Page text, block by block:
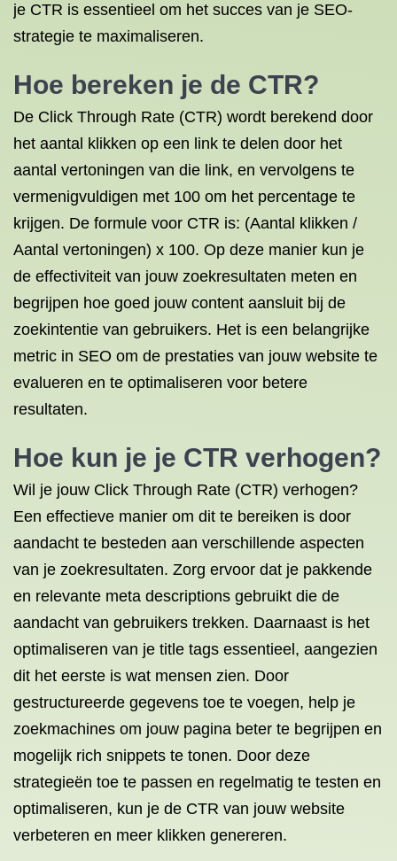
je CTR is essentieel om het succes van je SEO-
strategie te maximaliseren.
Hoe bereken je de CTR?
De Click Through Rate (CTR) wordt berekend door
het aantal klikken op een link te delen door het
aantal vertoningen van die link, en vervolgens te
vermenigvuldigen met 100 om het percentage te
krijgen. De formule voor CTR is: (Aantal klikken /
Aantal vertoningen) x 100. Op deze manier kun je
de effectiviteit van jouw zoekresultaten meten en
begrijpen hoe goed jouw content aansluit bij de
zoekintentie van gebruikers. Het is een belangrijke
metric in SEO om de prestaties van jouw website te
evalueren en te optimaliseren voor betere
resultaten.
Hoe kun je je CTR verhogen?
Wil je jouw Click Through Rate (CTR) verhogen?
Een effectieve manier om dit te bereiken is door
aandacht te besteden aan verschillende aspecten
van je zoekresultaten. Zorg ervoor dat je pakkende
en relevante meta descriptions gebruikt die de
aandacht van gebruikers trekken. Daarnaast is het
optimaliseren van je title tags essentieel, aangezien
dit het eerste is wat mensen zien. Door
gestructureerde gegevens toe te voegen, help je
zoekmachines om jouw pagina beter te begrijpen en
mogelijk rich snippets te tonen. Door deze
strategieën toe te passen en regelmatig te testen en
optimaliseren, kun je de CTR van jouw website
verbeteren en meer klikken genereren.